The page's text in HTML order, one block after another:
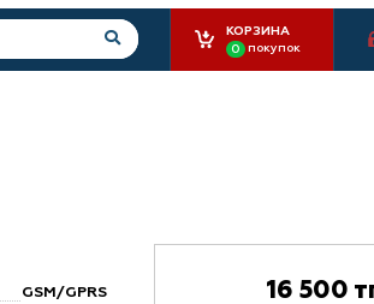
КОРЗИНА
0
покупок
GSM/GPRS 16 500